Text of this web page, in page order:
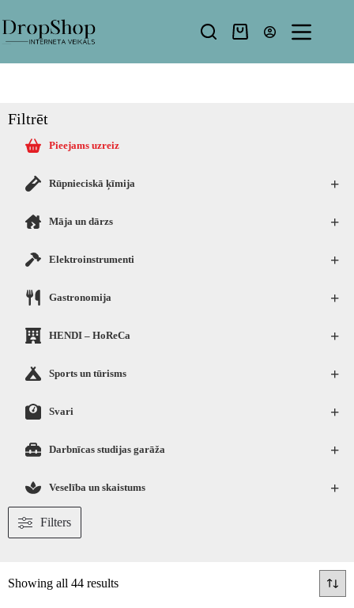
Filtrēt
Pieejams uzreiz
+
Rūpnieciskā ķīmija
+
Māja un dārzs
+
Elektroinstrumenti
+
Gastronomija
+
HENDI – HoReCa
+
Sports un tūrisms
+
Svari
+
Darbnīcas studijas garāža
+
Veselība un skaistums
Filters
Showing all 44 results